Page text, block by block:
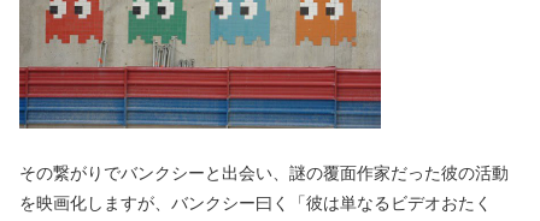
その繋がりでバンクシーと出会い、謎の覆面作家だった彼の活動
を映画化しますが、バンクシー曰く「彼は単なるビデオおたく